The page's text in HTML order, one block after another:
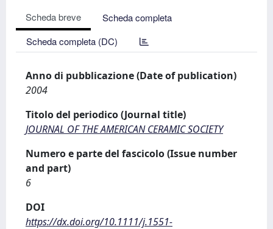
Scheda breve
Scheda completa
Scheda completa (DC)
Anno di pubblicazione (Date of publication)
2004
Titolo del periodico (Journal title)
JOURNAL OF THE AMERICAN CERAMIC SOCIETY
Numero e parte del fascicolo (Issue number
and part)
6
DOI
https://dx.doi.org/10.1111/j.1551-